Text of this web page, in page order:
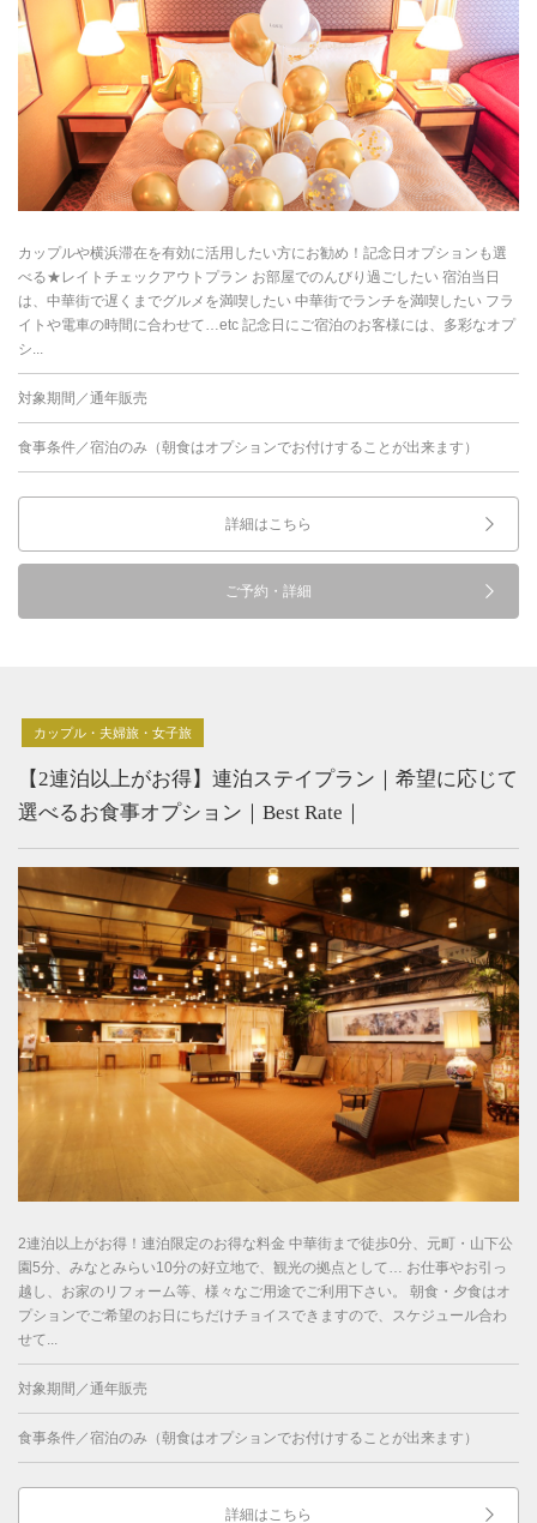
カップルや横浜滞在を有効に活用したい方にお勧め！記念日オプションも選
べる★レイトチェックアウトプラン お部屋でのんびり過ごしたい 宿泊当日
は、中華街で遅くまでグルメを満喫したい 中華街でランチを満喫したい フラ
イトや電車の時間に合わせて…etc 記念日にご宿泊のお客様には、多彩なオプ
シ...
対象期間／通年販売
食事条件／宿泊のみ（朝食はオプションでお付けすることが出来ます）
詳細はこちら
ご予約・詳細
カップル・夫婦旅・女子旅
【2連泊以上がお得】連泊ステイプラン｜希望に応じて
選べるお食事オプション｜Best Rate｜
2連泊以上がお得！連泊限定のお得な料金 中華街まで徒歩0分、元町・山下公
園5分、みなとみらい10分の好立地で、観光の拠点として… お仕事やお引っ
越し、お家のリフォーム等、様々なご用途でご利用下さい。 朝食・夕食はオ
プションでご希望のお日にちだけチョイスできますので、スケジュール合わ
せて...
対象期間／通年販売
食事条件／宿泊のみ（朝食はオプションでお付けすることが出来ます）
詳細はこちら